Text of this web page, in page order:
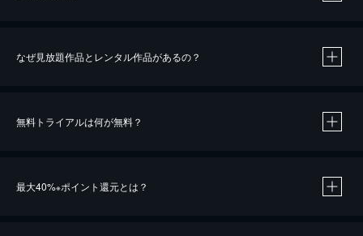
なぜ見放題作品とレンタル作品があるの？
無料トライアルは何が無料？
最大40%※ポイント還元とは？